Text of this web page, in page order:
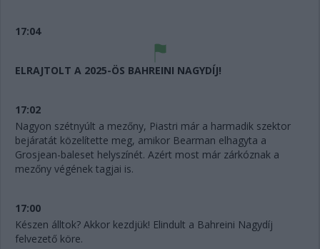
17:04
ELRAJTOLT A 2025-ÖS BAHREINI NAGYDÍJ!
17:02
Nagyon szétnyúlt a mezőny, Piastri már a harmadik szektor
bejáratát közelítette meg, amikor Bearman elhagyta a
Grosjean-baleset helyszínét. Azért most már zárkóznak a
mezőny végének tagjai is.
17:00
Készen álltok? Akkor kezdjük! Elindult a Bahreini Nagydíj
felvezető köre.